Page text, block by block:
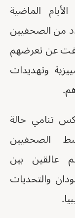
الماضية
من الصحفيين
عن تعرضهم
وتهديدات
تنامي حالة
الصحفيين
عالقين بين
والتحديات